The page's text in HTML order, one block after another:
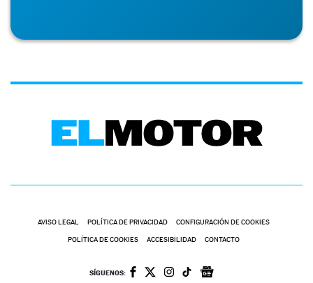
AVISO LEGAL POLÍTICA DE PRIVACIDAD CONFIGURACIÓN DE COOKIES
POLÍTICA DE COOKIES ACCESIBILIDAD CONTACTO
SÍGUENOS: